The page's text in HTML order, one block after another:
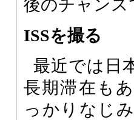
後のチャンス
ISSを撮る
最近では日
長期滞在も
っかりなじ